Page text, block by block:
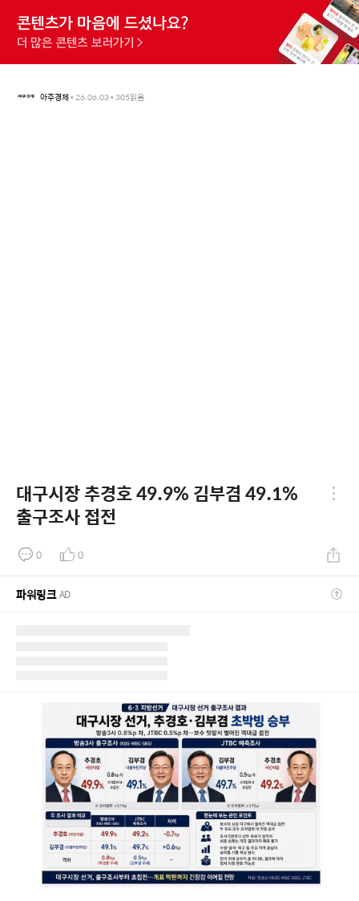
아주경제• 26.06.03• 305읽음
대구시장 추경호 49.9% 김부겸 49.1%
출구조사 접전
0 0
파워링크AD